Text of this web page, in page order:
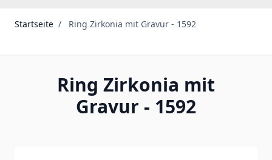
Startseite / Ring Zirkonia mit Gravur - 1592
Ring Zirkonia mit
Gravur - 1592